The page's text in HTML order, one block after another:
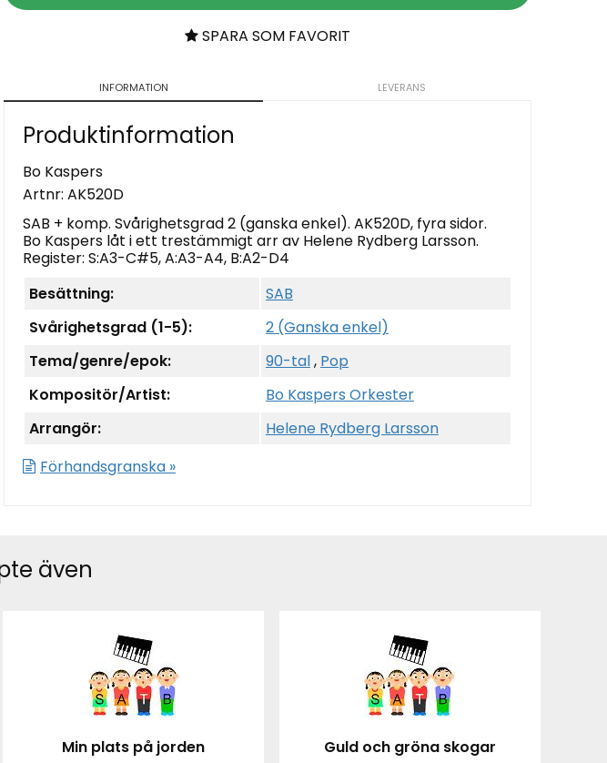
SPARA SOM FAVORIT
INFORMATION LEVERANS
Produktinformation
Bo Kaspers
Artnr: AK520D
SAB + komp. Svårighetsgrad 2 (ganska enkel). AK520D, fyra sidor.
Bo Kaspers låt i ett trestämmigt arr av Helene Rydberg Larsson.
Register: S:A3-C#5, A:A3-A4, B:A2-D4
Besättning:
SAB
Svårighetsgrad (1-5):
2 (Ganska enkel)
Tema/genre/epok:
90-tal, Pop
Kompositör/Artist:
Bo Kaspers Orkester
Arrangör:
Helene Rydberg Larsson
Förhandsgranska »
även
Min plats på jorden Guld och gröna skogar